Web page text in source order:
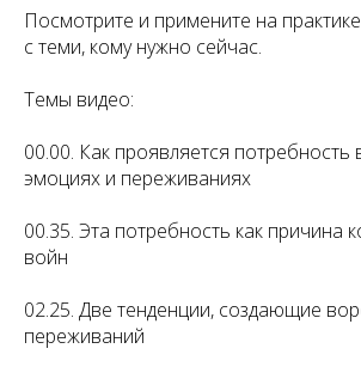
Посмотрите и примените на
с теми, кому нужно сейчас.
Темы видео:
00.00. Как проявляется потребность
эмоциях и переживаниях
00.35. Эта потребность как причина
войн
02.25. Две тенденции, создающие
переживаний